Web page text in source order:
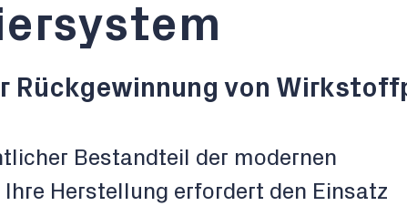
Rückgewinnung von
Bestandteil der modernen
Herstellung erfordert den Einsatz